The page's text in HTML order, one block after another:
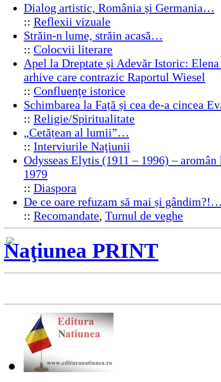
Dialog artistic, România și Germania…
:: Reflexii vizuale
Străin-n lume, străin acasă…
:: Colocvii literare
Apel la Dreptate și Adevăr Istoric:
arhive care contrazic Raportul Wiesel
:: Confluenţe istorice
Schimbarea la Față și cea de-a cincea
:: Religie/Spiritualitate
„Cetățean al lumii”…
:: Interviurile Naţiunii
Odysseas Elytis (1911 – 1996) –
1979
:: Diaspora
De ce oare refuzam să mai și
:: Recomandate, Turnul de veghe
Naţiunea PRINT